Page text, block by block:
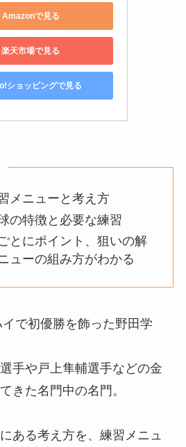
Amazonで見る
楽天市場で見る
ショッピングで見る
メニューと考え方
の特徴と必要な練習
とにポイント、狙いの解
ューの組み方がわかる
で初優勝を飾った野田学
手や戸上隼輔選手などの金
きた名門中の名門。
ある考え方を、練習メニュ